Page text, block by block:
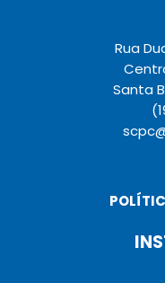
Rua
Santa